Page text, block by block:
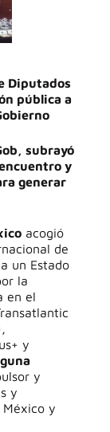
Diputados
pública a
subrayó
y
generar
acogió
de
un Estado
la
en el
y
y
y
México y